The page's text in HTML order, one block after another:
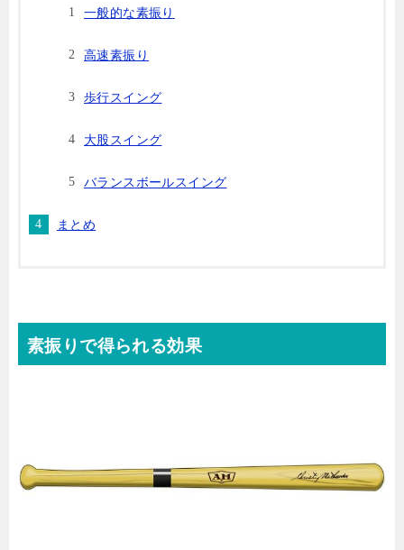
一般的な素振り
高速素振り
歩行スイング
大股スイング
バランスボールスイング
まとめ
素振りで得られる効果